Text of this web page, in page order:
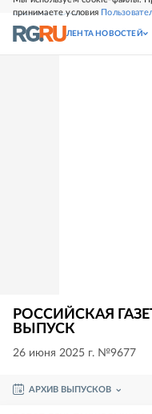
принимаете условия
СВЕЖИЙ НОМЕР
ЛЕНТА НОВОСТЕЙ
РОССИЙСКАЯ
ВЫПУСК
26 июня 2025 г. №9677
АРХИВ ВЫПУСКОВ